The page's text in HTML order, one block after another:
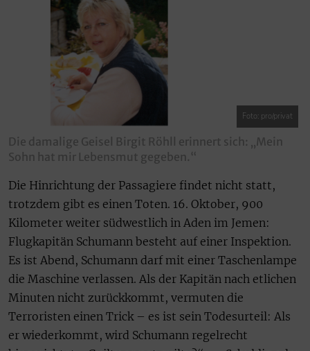
Foto: pro/privat
Die damalige Geisel Birgit Röhll erinnert sich: „Mein
Sohn hat mir Lebensmut gegeben.“
Die Hinrichtung der Passagiere findet nicht statt,
trotzdem gibt es einen Toten. 16. Oktober, 900
Kilometer weiter südwestlich in Aden im Jemen:
Flugkapitän Schumann besteht auf einer Inspektion.
Es ist Abend, Schumann darf mit einer Taschenlampe
die Maschine verlassen. Als der Kapitän nach etlichen
Minuten nicht zurückkommt, vermuten die
Terroristen einen Trick – es ist sein Todesurteil: Als
er wiederkommt, wird Schumann regelrecht